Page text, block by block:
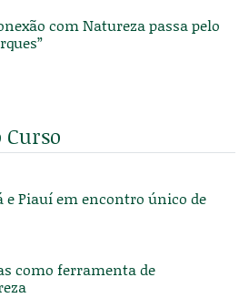
com Natureza passa pelo
e Piauí em encontro único de
como ferramenta de